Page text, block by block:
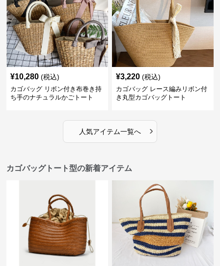
¥10,280 (税込)
カゴバッグ リボン付き布巻き持
ち手のナチュラルかごトート
¥3,220 (税込)
カゴバッグ レース編みリボン付
き丸型カゴバッグトート
人気アイテム一覧へ ›
カゴバッグトート型の新着アイテム